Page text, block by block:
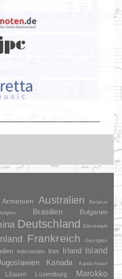
Armenien Australien Belarus
Brasilien Bulgarien
Deutschland Dänemark
Frankreich
Georgien
Indonesien Iran Irland
Island
Kanada Kasachstan
Litauen Luxemburg Marokko